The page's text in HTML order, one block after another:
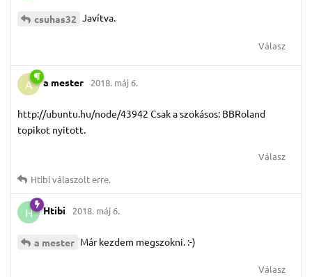
csuhas32 Javítva.
Válasz
A a mester 2018. máj 6.
http://ubuntu.hu/node/43942 Csak a szokásos: BBRoland
topikot nyitott.
Válasz
Htibiválaszolt erre.
H Htibi 2018. máj 6.
a mester Már kezdem megszokni. :-)
Válasz